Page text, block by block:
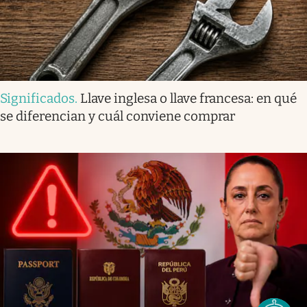
Significados. Llave inglesa o llave francesa: en qué
se diferencian y cuál conviene comprar